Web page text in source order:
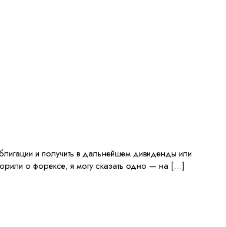
и получить в дальнейшем дивиденды или
о форексе, я могу сказать одно — на […]